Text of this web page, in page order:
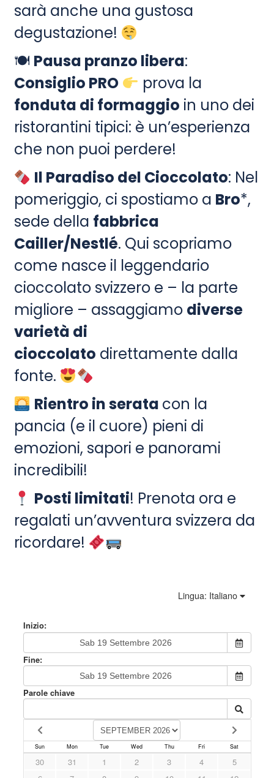
sarà anche una gustosa
degustazione!
🍽 Pausa pranzo libera:
Consiglio PRO
prova la
fonduta di formaggio in uno dei
ristorantini tipici: è un’esperienza
che non puoi perdere!
Il Paradiso del Cioccolato: Nel
pomeriggio, ci spostiamo a Bro*,
sede della fabbrica
Cailler/Nestlé. Qui scopriamo
come nasce il leggendario
cioccolato svizzero e – la parte
migliore – assaggiamo diverse
varietà di
cioccolato direttamente dalla
fonte.
Rientro in serata con la
pancia (e il cuore) pieni di
emozioni, sapori e panorami
incredibili!
Posti limitati! Prenota ora e
regalati un’avventura svizzera da
ricordare!